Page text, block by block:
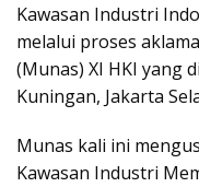
Kawasan Industri
melalui proses
(Munas) XI HKI yang
Kuningan, Jakarta
Munas kali ini
Kawasan Industri